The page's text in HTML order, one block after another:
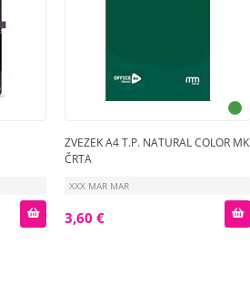
ZVEZEK A4 T.P. NATURAL COLOR MK
ČRTA
XXX MAR MAR
3,60 €